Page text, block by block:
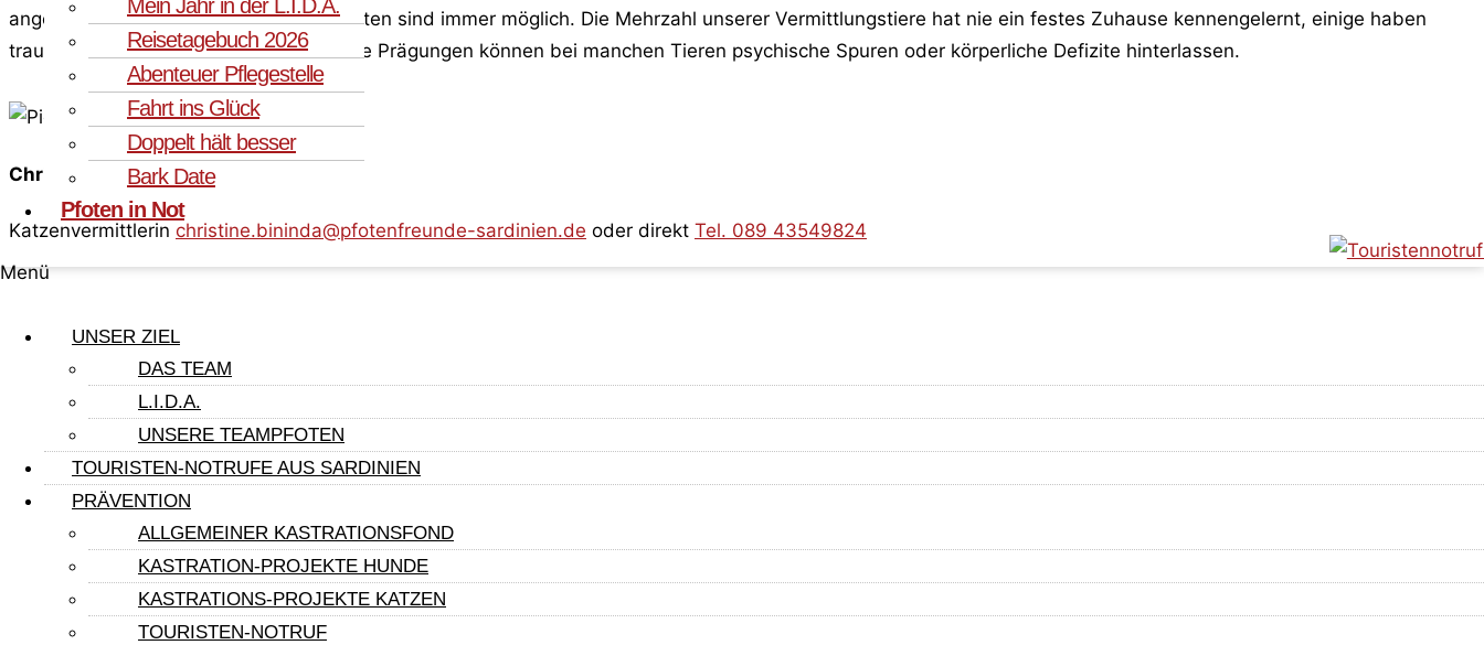
Mein Jahr in der L.I.D.A.
Reisetagebuch 2026
Abenteuer Pflegestelle
Fahrt ins Glück
Doppelt hält besser
Bark Date
Pfoten in Not
Menü
UNSER ZIEL
DAS TEAM
L.I.D.A.
UNSERE TEAMPFOTEN
TOURISTEN-NOTRUFE AUS SARDINIEN
PRÄVENTION
ALLGEMEINER KASTRATIONSFOND
KASTRATION-PROJEKTE HUNDE
KASTRATIONS-PROJEKTE KATZEN
TOURISTEN-NOTRUF
angegeben ist. Schlummernde Krankheiten sind immer möglich. Die Mehrzahl unserer Vermittlungstiere hat nie ein festes Zuhause kennengelernt, einige haben
traumatische Ereignisse durchlebt. Diese Prägungen können bei manchen Tieren psychische Spuren oder körperliche Defizite hinterlassen.
Christine Bininda
Katzenvermittlerin christine.bininda@pfotenfreunde-sardinien.de oder direkt Tel. 089 43549824
Pfote im Glück
Aufenthaltsland: Deutschland
Aufenthaltsort: 21079 Hamburg
Geb.-Datum (ca.): 01.05.2022
Geschlecht: weiblich
Rasse: Europäisch Kurzhaar
Fell: getigert
Altersklasse: Jungkatze
kastriert: Ja